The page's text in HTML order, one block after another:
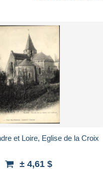
et Loire, Eglise de la Croix
± 4,61 $